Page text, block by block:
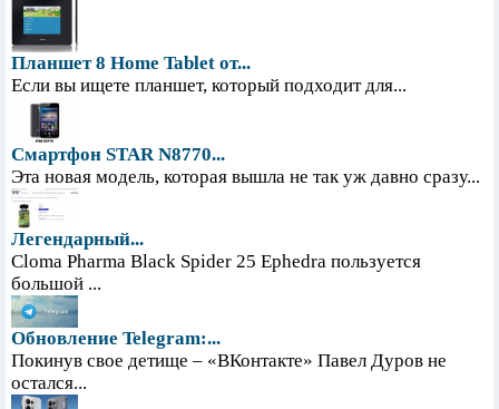
Планшет 8 Home Tablet от...
Если вы ищете планшет, который подходит для...
Смартфон STAR N8770...
Эта новая модель, которая вышла не так уж давно сразу...
Легендарный...
Cloma Pharma Black Spider 25 Ephedra пользуется
большой ...
Обновление Telegram:...
Покинув свое детище – «ВКонтакте» Павел Дуров не
остался...